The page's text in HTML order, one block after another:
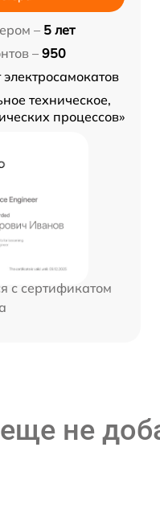
– 5 лет
– 950
техническое,
процессов»
с сертификатом
не